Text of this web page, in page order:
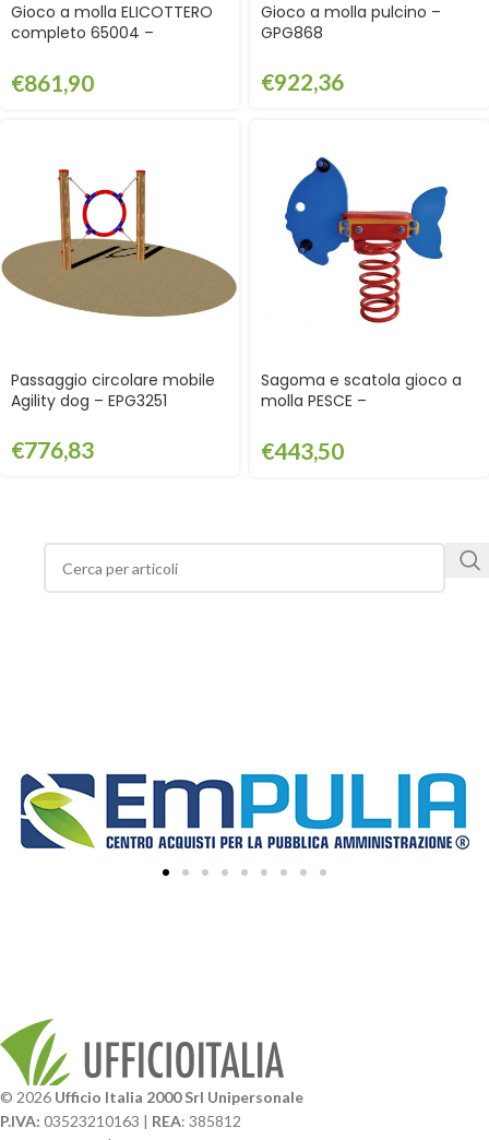
Gioco a molla ELICOTTERO
completo 65004 –
€861,90
Gioco a molla pulcino –
GPG868
€922,36
Passaggio circolare mobile
Agility dog – EPG3251
€776,83
Sagoma e scatola gioco a
molla PESCE –
€443,50
© 2026 Ufficio Italia 2000 Srl Unipersonale
P.IVA: 03523210163 | REA: 385812